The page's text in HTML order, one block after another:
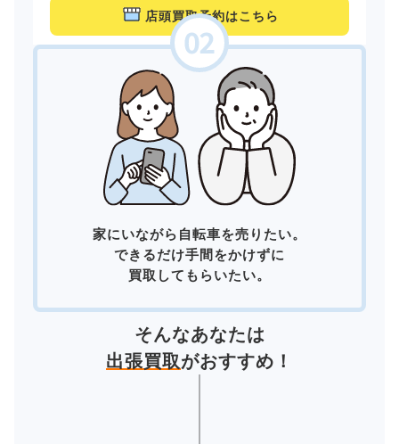
店頭買取予約はこちら
家にいながら自転車を売りたい。
できるだけ手間をかけずに
買取してもらいたい。
そんなあなたは
出張買取がおすすめ！